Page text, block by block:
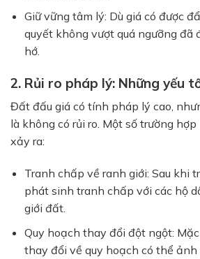
Giữ vững tâm lý: Dù giá có được
quyết không vượt quá ngưỡng đã
hớ.
2. Rủi ro pháp lý: Những yếu
Đất đấu giá có tính pháp lý cao,
là không có rủi ro. Một số trường
xảy ra:
Tranh chấp về ranh giới: Sau khi
phát sinh tranh chấp với các hộ
giới đất.
Quy hoạch thay đổi đột ngột:
thay đổi về quy hoạch có thể ảnh